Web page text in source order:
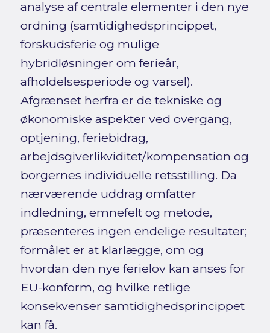
analyse af centrale elementer i den nye
ordning (samtidighedsprincippet,
forskudsferie og mulige
hybridløsninger om ferieår,
afholdelsesperiode og varsel).
Afgrænset herfra er de tekniske og
økonomiske aspekter ved overgang,
optjening, feriebidrag,
arbejdsgiverlikviditet/kompensation og
borgernes individuelle retsstilling. Da
nærværende uddrag omfatter
indledning, emnefelt og metode,
præsenteres ingen endelige resultater;
formålet er at klarlægge, om og
hvordan den nye ferielov kan anses for
EU-konform, og hvilke retlige
konsekvenser samtidighedsprincippet
kan få.